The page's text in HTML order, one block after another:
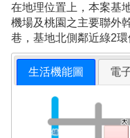
在地理位置上，本案基
機場及桃園之主要聯外
巷，基地北側鄰近綠2環
生活機能圖 電